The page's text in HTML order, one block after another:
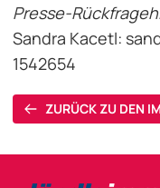
Presse-
Sandra Kacetl:
1542654
ZURÜCK ZU DEN